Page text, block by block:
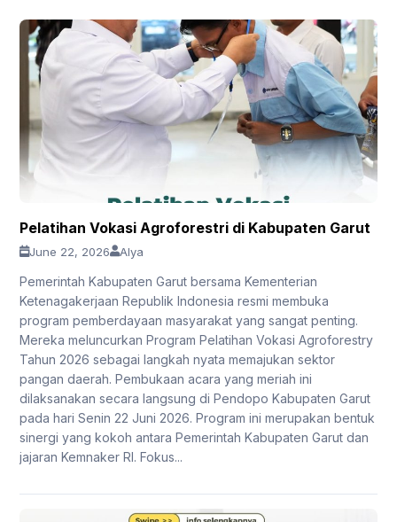
Pelatihan Vokasi Agroforestri di Kabupaten Garut
June 22, 2026 Alya
Pemerintah Kabupaten Garut bersama Kementerian
Ketenagakerjaan Republik Indonesia resmi membuka
program pemberdayaan masyarakat yang sangat penting.
Mereka meluncurkan Program Pelatihan Vokasi Agroforestry
Tahun 2026 sebagai langkah nyata memajukan sektor
pangan daerah. Pembukaan acara yang meriah ini
dilaksanakan secara langsung di Pendopo Kabupaten Garut
pada hari Senin 22 Juni 2026. Program ini merupakan bentuk
sinergi yang kokoh antara Pemerintah Kabupaten Garut dan
jajaran Kemnaker RI. Fokus...